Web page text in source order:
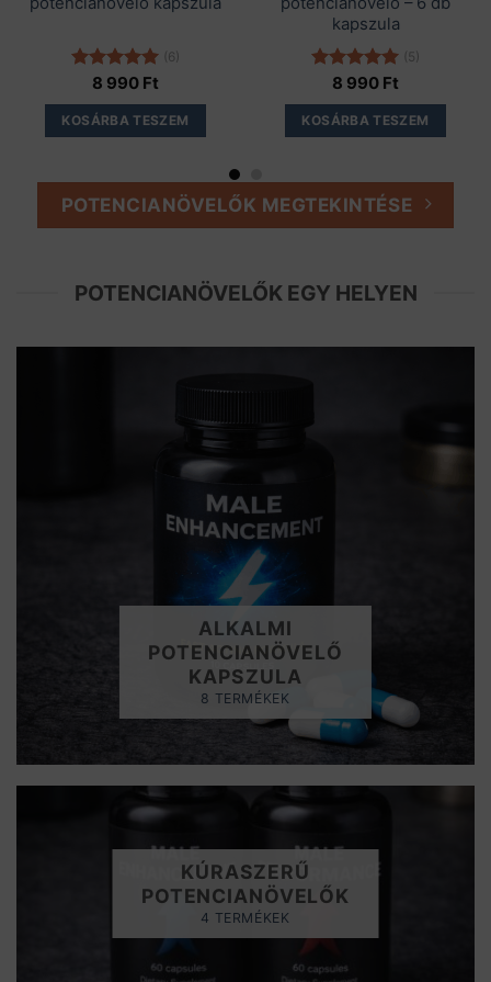
Értékelés:
(6)
8 990 Ft
KOSÁRBA TESZEM
kapszula
Értékelés:
(5)
8 990 Ft
KOSÁRBA TESZEM
POTENCIANÖVELŐK MEGTEKINTÉSE
POTENCIANÖVELŐK EGY HELYEN
ALKALMI
POTENCIANÖVELŐ
KAPSZULA
8 TERMÉKEK
KÚRASZERŰ
POTENCIANÖVELŐK
4 TERMÉKEK